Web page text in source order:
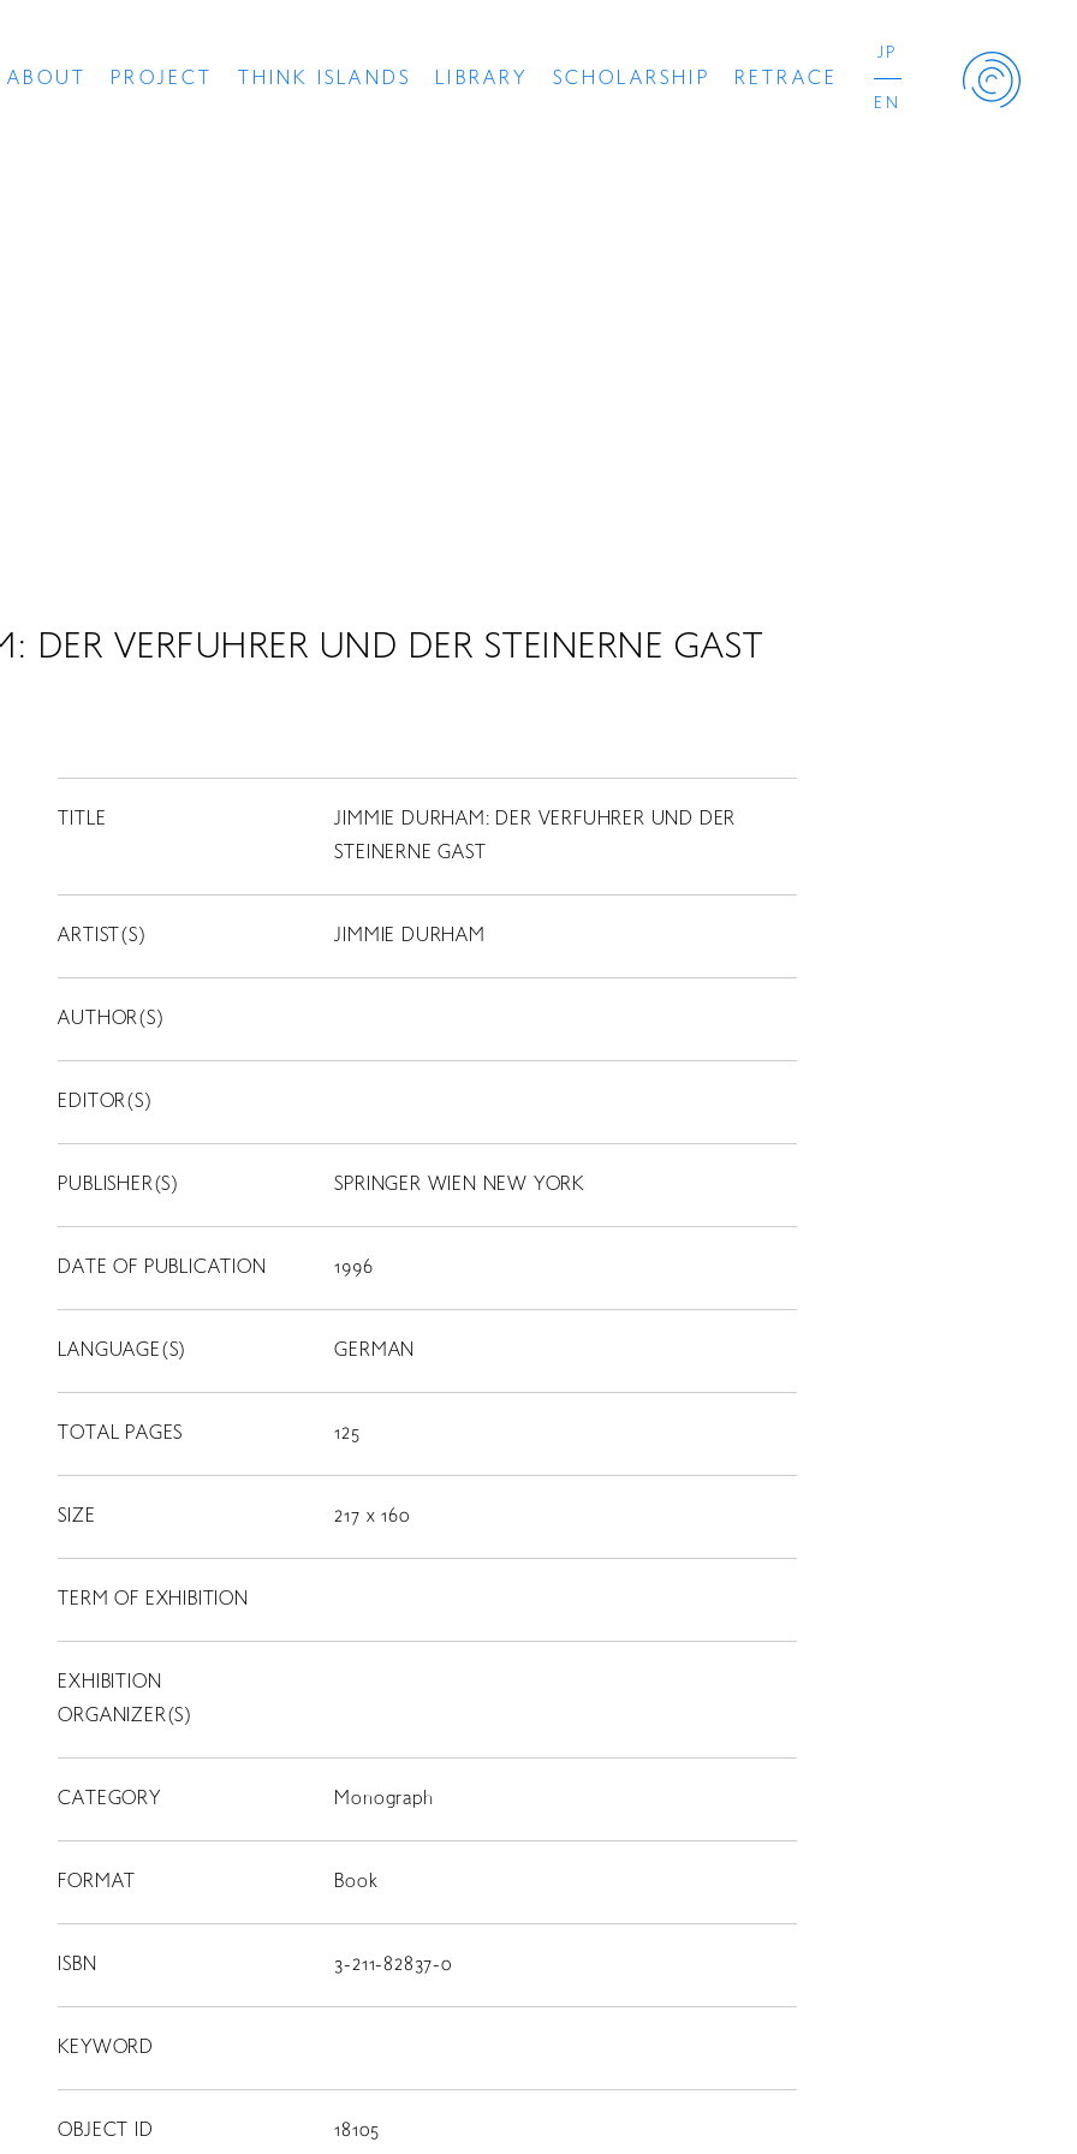
ABOUT PROJECT THINK ISLANDS LIBRARY SCHOLARSHIP RETRACE
JP
EN
LIBRARY
RETRACE
コンサート
CONTACT
DER VERFUHRER UND DER STEINERNE GAST
TITLE
JIMMIE DURHAM: DER VERFUHRER UND DER
STEINERNE GAST
ARTIST(S) JIMMIE DURHAM
AUTHOR(S)
EDITOR(S)
PUBLISHER(S) SPRINGER WIEN NEW YORK
DATE OF PUBLICATION 1996
LANGUAGE(S) GERMAN
TOTAL PAGES 125
SIZE 217 x 160
TERM OF EXHIBITION
EXHIBITION
ORGANIZER(S)
CATEGORY Monograph
FORMAT Book
ISBN 3-211-82837-0
KEYWORD
OBJECT ID 18105